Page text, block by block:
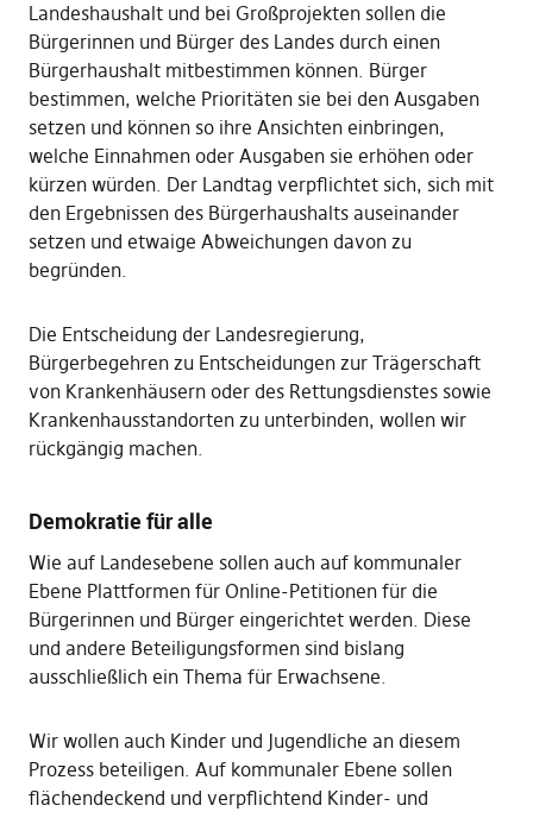
Landeshaushalt und bei Großprojekten sollen die
Bürgerinnen und Bürger des Landes durch einen
Bürgerhaushalt mitbestimmen können. Bürger
bestimmen, welche Prioritäten sie bei den Ausgaben
setzen und können so ihre Ansichten einbringen,
welche Einnahmen oder Ausgaben sie erhöhen oder
kürzen würden. Der Landtag verpflichtet sich, sich mit
den Ergebnissen des Bürgerhaushalts auseinander
setzen und etwaige Abweichungen davon zu
begründen.
Die Entscheidung der Landesregierung,
Bürgerbegehren zu Entscheidungen zur Trägerschaft
von Krankenhäusern oder des Rettungsdienstes sowie
Krankenhausstandorten zu unterbinden, wollen wir
rückgängig machen.
Demokratie für alle
Wie auf Landesebene sollen auch auf kommunaler
Ebene Plattformen für Online-Petitionen für die
Bürgerinnen und Bürger eingerichtet werden. Diese
und andere Beteiligungsformen sind bislang
ausschließlich ein Thema für Erwachsene.
Wir wollen auch Kinder und Jugendliche an diesem
Prozess beteiligen. Auf kommunaler Ebene sollen
flächendeckend und verpflichtend Kinder- und